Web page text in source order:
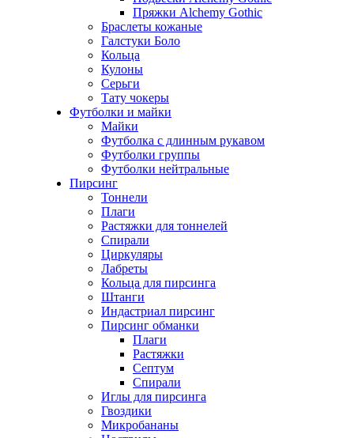
Пряжки Alchemy Gothic
Браслеты кожаные
Галстуки Боло
Кольца
Кулоны
Серьги
Тату чокеры
Футболки и майки
Майки
Футболка с длинным рукавом
Футболки группы
Футболки нейтральные
Пирсинг
Тоннели
Плаги
Растяжки для тоннелей
Спирали
Циркуляры
Лабреты
Кольца для пирсинга
Штанги
Индастриал пирсинг
Пирсинг обманки
Плаги
Растяжки
Септум
Спирали
Иглы для пирсинга
Гвоздики
Микробананы